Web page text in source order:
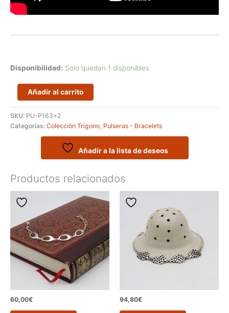
Disponibilidad: Solo quedan 1 disponibles
Pulsera
de
formas
triangulares
-
Colección
Añadir al carrito
SKU: PU-P163x2
Categorías: Colección Trigono, Pulseras - Bracelets
Añadir a la lista de deseos
Productos relacionados
60,00€ 94,80€